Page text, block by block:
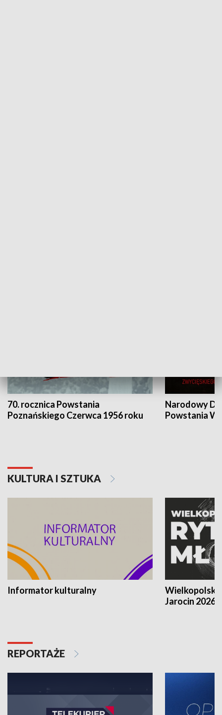
70. rocznica Powstania
Poznańskiego Czerwca 1956 roku
Narodowy
Powstania
KULTURA I SZTUKA
Informator kulturalny
Jarocin 2026
REPORTAŻE